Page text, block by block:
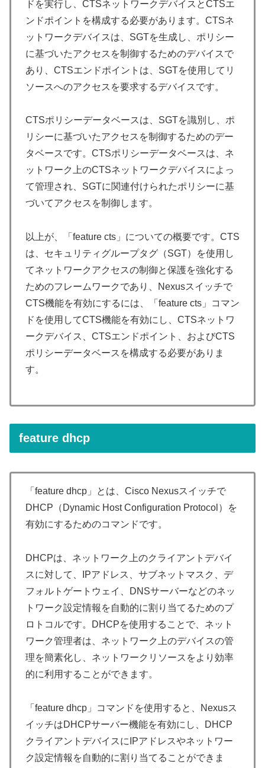
ドを実行し、CTSネットワークデバイスとCTSエ
ンドポイントを構成する必要があります。CTSネ
ットワークデバイスは、SGTを生成し、ポリシー
に基づいたアクセスを制御するためのデバイスで
あり、CTSエンドポイントは、SGTを使用してリ
ソースへのアクセスを要求するデバイスです。
CTSポリシーデータベースは、SGTを識別し、ポ
リシーに基づいたアクセスを制御するためのデー
タベースです。CTSポリシーデータベースは、ネ
ットワーク上のCTSネットワークデバイスによっ
て管理され、SGTに関連付けられたポリシーに基
づいてアクセスを制御します。
以上が、「feature cts」についての概要です。CTS
は、セキュリティグループタグ（SGT）を使用し
てネットワークアクセスの制御と保護を強化する
ためのフレームワークであり、Nexusスイッチで
CTS機能を有効にするには、「feature cts」コマン
ドを使用してCTS機能を有効にし、CTSネットワ
ークデバイス、CTSエンドポイント、およびCTS
ポリシーデータベースを構成する必要がありま
す。
feature dhcp
「feature dhcp」とは、Cisco Nexusスイッチで
DHCP（Dynamic Host Configuration Protocol）を
有効にするためのコマンドです。
DHCPは、ネットワーク上のクライアントデバイ
スに対して、IPアドレス、サブネットマスク、デ
フォルトゲートウェイ、DNSサーバーなどのネッ
トワーク設定情報を自動的に割り当てるためのプ
ロトコルです。DHCPを使用することで、ネット
ワーク管理者は、ネットワーク上のデバイスの管
理を簡素化し、ネットワークリソースをより効率
的に利用することができます。
「feature dhcp」コマンドを使用すると、Nexusス
イッチはDHCPサーバー機能を有効にし、DHCP
クライアントデバイスにIPアドレスやネットワー
ク設定情報を自動的に割り当てることができま